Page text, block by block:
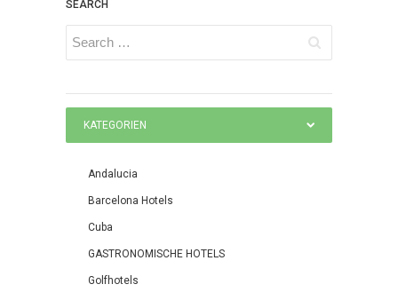
SEARCH
KATEGORIEN
Andalucia
Barcelona Hotels
Cuba
GASTRONOMISCHE HOTELS
Golfhotels